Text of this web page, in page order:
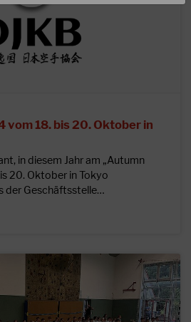
vom 18. bis 20. Oktober in
in diesem Jahr am „Autumn
20. Oktober in Tokyo
der Geschäftsstelle…